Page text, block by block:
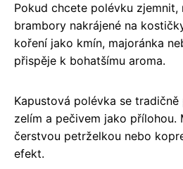
Pokud chcete polévku
brambory nakrájené na
koření jako kmín, majoránka
přispěje k bohatšímu aroma.
Kapustová polévka se
zelím a pečivem jako
čerstvou petrželkou nebo
efekt.